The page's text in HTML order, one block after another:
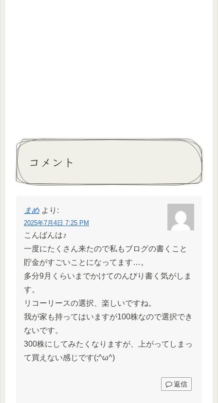
コメント
まめ より:
2025年7月4日 7:25 PM
こんばんは♪
一度にたくさん来たので私もブログの書くこと
貯金がすごいことになってます…。
多分9月くらいまでかけてのんびり書く気がしま
す。
リコーリースの選択、楽しいですね。
我が家も持ってはいますが100株なので選択でき
ないです。
300株にしてみたくなりますが、上がってしまっ
て買えない感じです(;^ω^)
返信